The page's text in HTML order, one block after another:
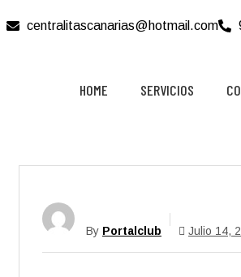
centralitascanarias@hotmail.com
HOME SERVICIOS
By Portalclub Julio 14,